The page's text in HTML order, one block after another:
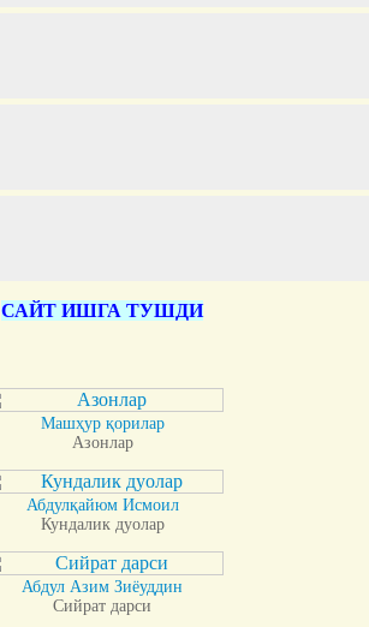
САЙТ ИШГА ТУШДИ
Машҳур қорилар
Азонлар
Абдулқайюм Исмоил
Кундалик дуолар
Абдул Азим Зиёуддин
Сийрат дарси